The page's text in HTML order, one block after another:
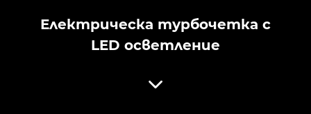
Електрическа турбочетка с
LED осветление